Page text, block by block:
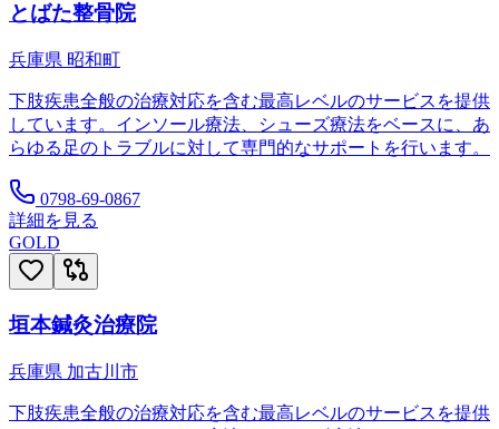
とばた整骨院
兵庫県 昭和町
下肢疾患全般の治療対応を含む最高レベルのサービスを提供
しています。インソール療法、シューズ療法をベースに、あ
らゆる足のトラブルに対して専門的なサポートを行います。
0798-69-0867
詳細を見る
GOLD
垣本鍼灸治療院
兵庫県 加古川市
下肢疾患全般の治療対応を含む最高レベルのサービスを提供